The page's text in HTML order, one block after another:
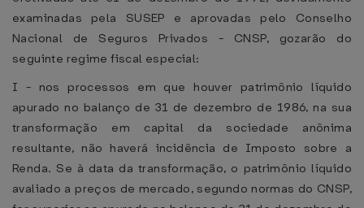
examinadas pela SUSEP e aprovadas pelo Conselho
Nacional de Seguros Privados - CNSP, gozarão do
seguinte regime fiscal especial:
I - nos processos em que houver patrimônio líquido
apurado no balanço de 31 de dezembro de 1986, na sua
transformação em capital da sociedade anônima
resultante, não haverá incidência de Imposto sobre a
Renda. Se à data da transformação, o patrimônio líquido
avaliado a preços de mercado, segundo normas do CNSP,